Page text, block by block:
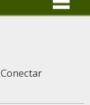
Conectar